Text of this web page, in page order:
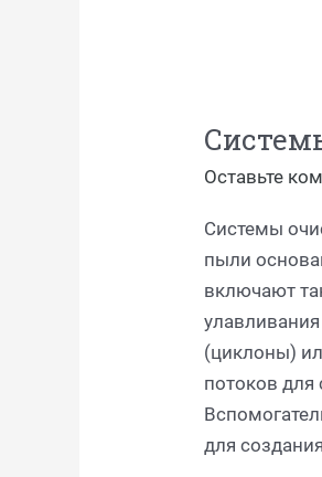
Оставьте
Системы
пыли
включают
(циклоны)
потоков для
для создания
зерна
от